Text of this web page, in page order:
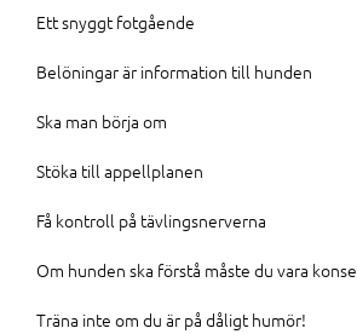
Ett snyggt fotgående
Belöningar är information till hunden
Ska man börja om
Stöka till appellplanen
Få kontroll på tävlingsnerverna
Om hunden ska förstå måste du vara
Träna inte om du är på dåligt humör!